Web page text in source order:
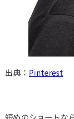
出典： Pinterest